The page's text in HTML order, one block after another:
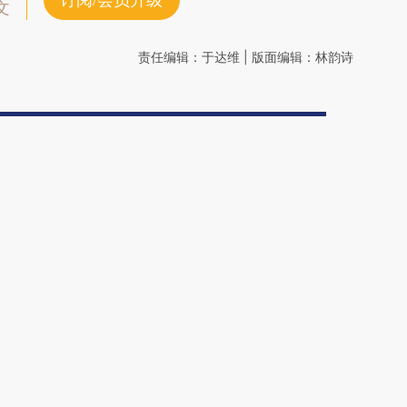
责任编辑：于达维 | 版面编辑：林韵诗